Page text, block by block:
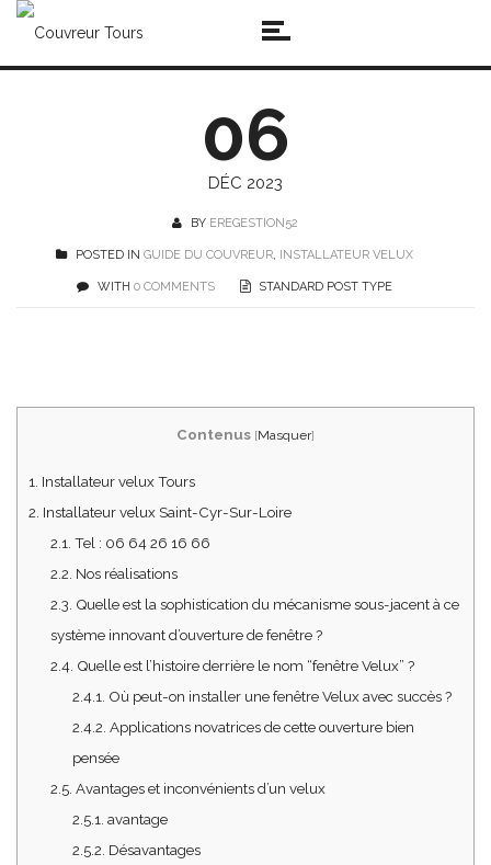
06
DÉC 2023
BY EREGESTION52
POSTED IN GUIDE DU COUVREUR, INSTALLATEUR VELUX
WITH 0 COMMENTS STANDARD POST TYPE
Contenus [Masquer]
1. Installateur velux Tours
2. Installateur velux Saint-Cyr-Sur-Loire
2.1. Tel : 06 64 26 16 66
2.2. Nos réalisations
2.3. Quelle est la sophistication du mécanisme sous-jacent à ce
système innovant d’ouverture de fenêtre ?
2.4. Quelle est l’histoire derrière le nom “fenêtre Velux” ?
2.4.1. Où peut-on installer une fenêtre Velux avec succès ?
2.4.2. Applications novatrices de cette ouverture bien
pensée
2.5. Avantages et inconvénients d’un velux
2.5.1. avantage
2.5.2. Désavantages